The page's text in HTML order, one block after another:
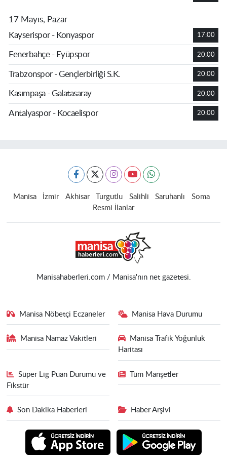
17 Mayıs, Pazar
Kayserispor - Konyaspor
17:00
Fenerbahçe - Eyüpspor 20:00
Trabzonspor - Gençlerbirliği S.K. 20:00
Kasımpaşa - Galatasaray 20:00
Antalyaspor - Kocaelispor 20:00
Manisa İzmir Akhisar Turgutlu Salihli Saruhanlı
Soma
Resmi İlanlar
Manisahaberleri.com / Manisa'nın net gazetesi.
Manisa Nöbetçi Eczaneler Manisa Hava Durumu
Manisa Namaz Vakitleri
Manisa Trafik Yoğunluk
Haritası
Süper Lig Puan Durumu ve
Fikstür
Tüm Manşetler
Son Dakika Haberleri Haber Arşivi